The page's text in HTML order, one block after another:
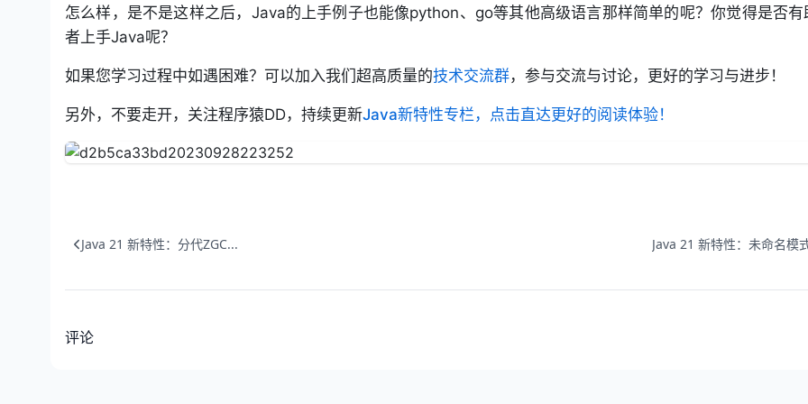
怎么样，是不是这样之后，Java的上手例子也能像python、go等其他高级语言那样简单的呢？你觉得是否有
者上手Java呢？
如果您学习过程中如遇困难？可以加入我们超高质量的技术交流群open in new window
，参与交流与讨论，更好的学习与进步！
另外，不要走开，关注程序猿DD，持续更新Java新特性专栏，点击直达更好的阅读体验！
Java 21 新特性：分代ZGC... Java 21 新特性：未命名模
评论